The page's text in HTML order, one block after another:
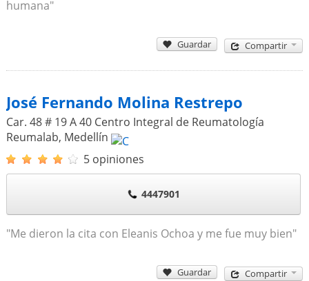
humana"
Guardar Compartir
José Fernando Molina Restrepo
Car. 48 # 19 A 40 Centro Integral de Reumatología
Reumalab, Medellín
5 opiniones
4447901
"Me dieron la cita con Eleanis Ochoa y me fue muy bien"
Guardar Compartir